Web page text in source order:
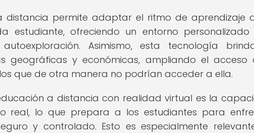
distancia permite adaptar el ritmo de aprendizaje
estudiante, ofreciendo un entorno personalizado
Asimismo, esta tecnología
geográficas y económicas, ampliando el acceso
que de otra manera no podrían acceder a ella.
a distancia con realidad virtual es la
real, lo que prepara a los estudiantes para
y controlado. Esto es especialmente